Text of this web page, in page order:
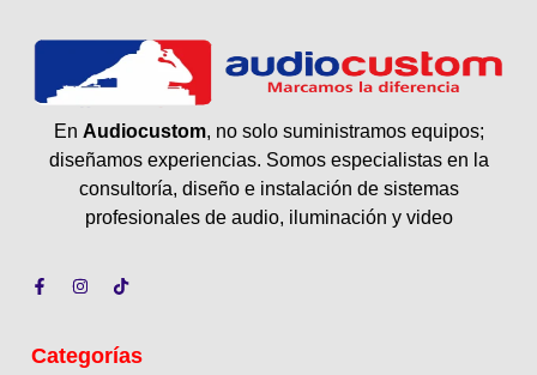
En Audiocustom, no solo suministramos equipos;
diseñamos experiencias. Somos especialistas en la
consultoría, diseño e instalación de sistemas
profesionales de audio, iluminación y video
Categorías